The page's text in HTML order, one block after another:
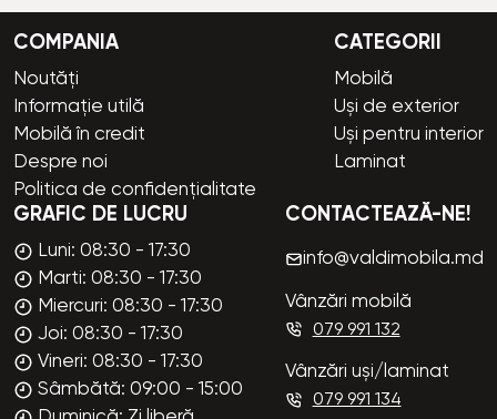
COMPANIA
Noutăți
Informație utilă
Mobilă în credit
Despre noi
Politica de confidențialitate
CATEGORII
Mobilă
Uși de exterior
Uși pentru interior
Laminat
GRAFIC DE LUCRU
Luni: 08:30 - 17:30
Marti: 08:30 - 17:30
Miercuri: 08:30 - 17:30
Joi: 08:30 - 17:30
Vineri: 08:30 - 17:30
Sâmbătă: 09:00 - 15:00
CONTACTEAZĂ-NE!
info@valdimobila.md
Vânzări mobilă
079 991 132
Vânzări uși/laminat
079 991 134